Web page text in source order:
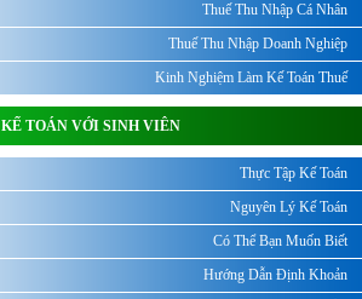
Thuế Thu Nhập Cá Nhân
Thuế Thu Nhập Doanh Nghiệp
Kinh Nghiệm Làm Kế Toán Thuế
KẾ TOÁN VỚI SINH VIÊN
Thực Tập Kế Toán
Nguyên Lý Kế Toán
Có Thể Bạn Muốn Biết
Hướng Dẫn Định Khoản